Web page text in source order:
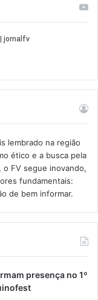
lembrado na região
ético e a busca pela
FV segue inovando,
fundamentais:
de bem informar.​
presença no 1º